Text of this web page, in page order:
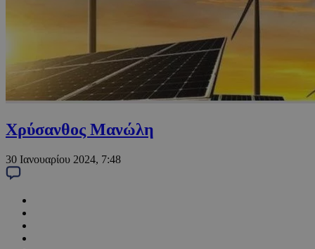
Χρύσανθος Μανώλη
30 Ιανουαρίου 2024, 7:48